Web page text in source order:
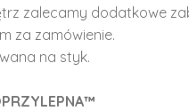
zalecamy dodatkowe
za zamówienie.
na styk.